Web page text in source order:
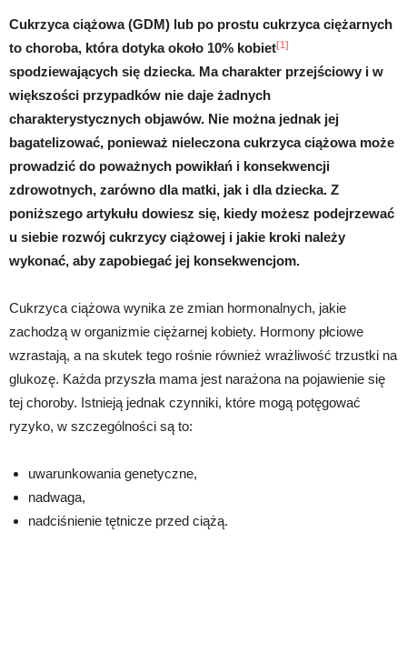
Cukrzyca ciążowa (GDM) lub po prostu cukrzyca ciężarnych
to choroba, która dotyka około 10% kobiet[1]
spodziewających się dziecka. Ma charakter przejściowy i w
większości przypadków nie daje żadnych
charakterystycznych objawów. Nie można jednak jej
bagatelizować, ponieważ nieleczona cukrzyca ciążowa może
prowadzić do poważnych powikłań i konsekwencji
zdrowotnych, zarówno dla matki, jak i dla dziecka. Z
poniższego artykułu dowiesz się, kiedy możesz podejrzewać
u siebie rozwój cukrzycy ciążowej i jakie kroki należy
wykonać, aby zapobiegać jej konsekwencjom.
Cukrzyca ciążowa wynika ze zmian hormonalnych, jakie
zachodzą w organizmie ciężarnej kobiety. Hormony płciowe
wzrastają, a na skutek tego rośnie również wrażliwość trzustki na
glukozę. Każda przyszła mama jest narażona na pojawienie się
tej choroby. Istnieją jednak czynniki, które mogą potęgować
ryzyko, w szczególności są to:
uwarunkowania genetyczne,
nadwaga,
nadciśnienie tętnicze przed ciążą.